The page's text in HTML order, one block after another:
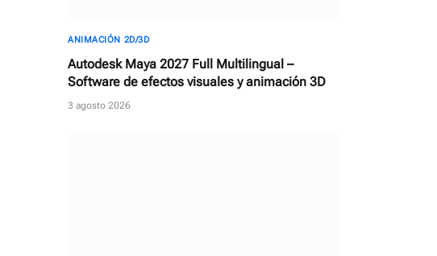
ANIMACIÓN 2D/3D
Autodesk Maya 2027 Full Multilingual –
Software de efectos visuales y animación 3D
3 agosto 2026